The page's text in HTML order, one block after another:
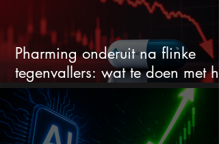
Pharming onderuit na flinke
tegenvallers: wat te doen met
aandeel?